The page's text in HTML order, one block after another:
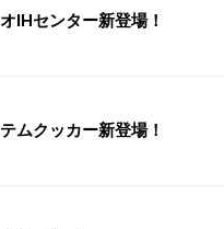
IHセンター新登場！
ムクッカー新登場！